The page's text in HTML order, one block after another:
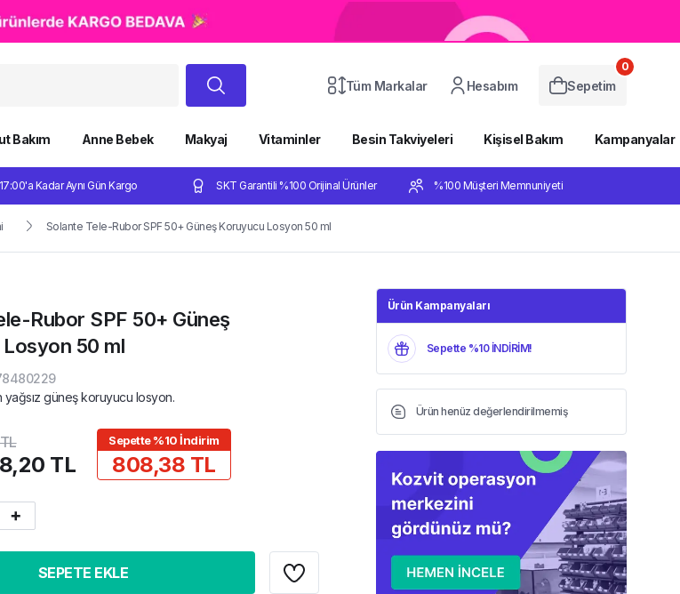
Tüm Markalar Hesabım Sepetim
0
Bakım Anne Bebek Makyaj Vitaminler Besin Takviyeleri Kişisel Bakım Kampanyalar
17:00'a Kadar Aynı Gün Kargo SKT Garantili %100 Orijinal Ürünler %100 Müşteri Memnuniyeti
Solante Tele-Rubor SPF 50+ Güneş Koruyucu Losyon 50 ml
Rubor SPF 50+ Güneş
50 ml
yağsız güneş koruyucu losyon.
TL
Sepette %10 İndirim
808,38 TL
SEPETE EKLE
Ürün Kampanyaları
Sepette %10 İNDİRİM!
Ürün henüz değerlendirilmemiş